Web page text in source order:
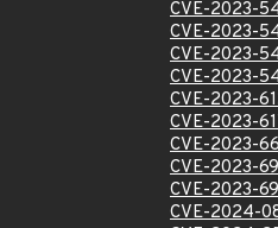
CVE-2023-
CVE-2023-
CVE-2023-
CVE-2023-
CVE-2023-
CVE-2023-
CVE-2023-
CVE-2023-
CVE-2023-
CVE-2024-